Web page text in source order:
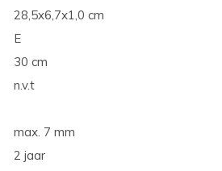
28,5x6,7x1,0 cm
E
30 cm
n.v.t
max. 7 mm
2 jaar